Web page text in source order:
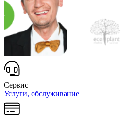
Сервис
Услуги, обслуживание